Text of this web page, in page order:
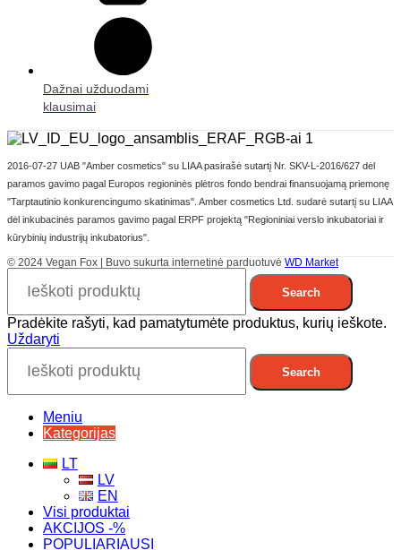
Dažnai užduodami
klausimai
2016-07-27 UAB "Amber cosmetics" su LIAA pasirašė sutartį Nr. SKV-L-2016/627 dėl
paramos gavimo pagal Europos regioninės plėtros fondo bendrai finansuojamą priemonę
"Tarptautinio konkurencingumo skatinimas". Amber cosmetics Ltd. sudarė sutartį su LIAA
dėl inkubacinės paramos gavimo pagal ERPF projektą "Regioniniai verslo inkubatoriai ir
kūrybinių industrijų inkubatorius".
© 2024 Vegan Fox | Buvo sukurta internetinė parduotuvė WD Market
Search
Pradėkite rašyti, kad pamatytumėte produktus, kurių ieškote.
Uždaryti
Search
Meniu
Kategorijas
LT
LV
EN
Visi produktai
AKCIJOS -%
POPULIARIAUSI